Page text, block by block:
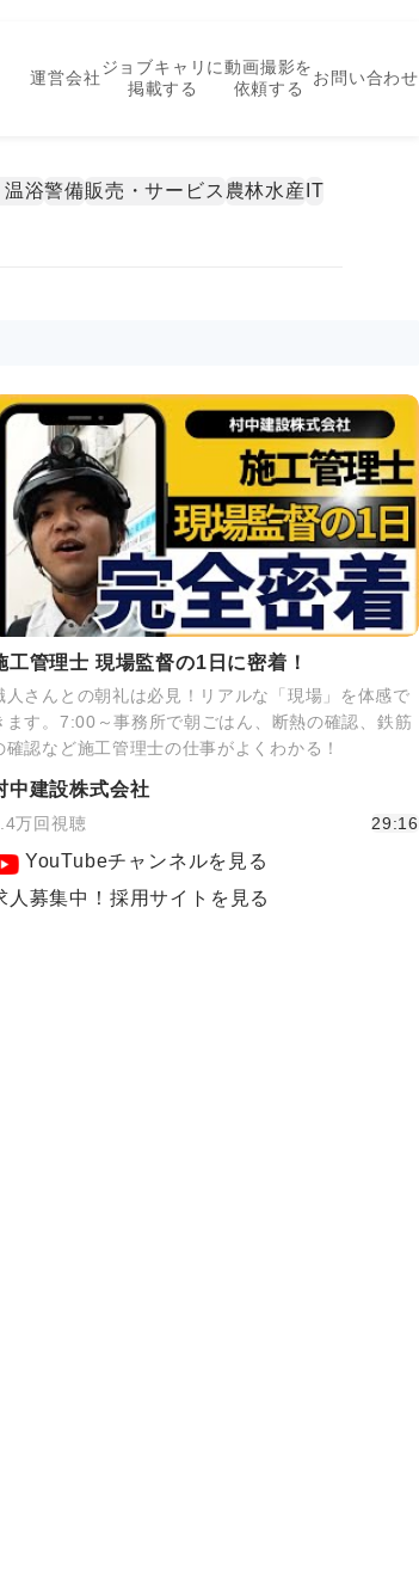
運営会社
ジョブキャリに
掲載する
動画撮影を
依頼する
お問い合わせ
温浴警備販売・サービス 農林水産 IT
工管理士 現場監督の1日に密着！
人さんとの朝礼は必見！リアルな「現場」を体感で
ます。7:00～事務所で朝ごはん、断熱の確認、鉄筋
確認など施工管理士の仕事がよくわかる！
中建設株式会社
万回視聴 29:16
YouTubeチャンネルを見る
人募集中！採用サイトを見る